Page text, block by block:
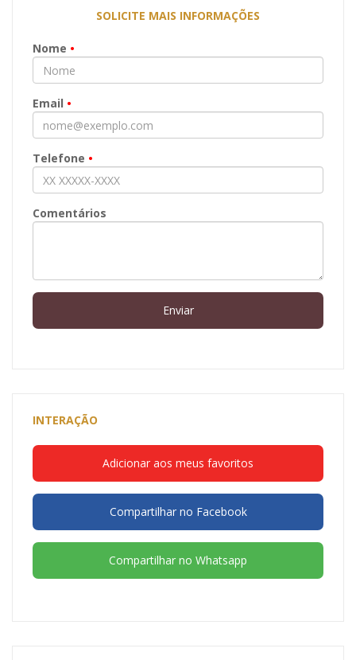
SOLICITE MAIS INFORMAÇÕES
Nome •
Email •
Telefone •
Comentários
Enviar
INTERAÇÃO
Adicionar aos meus favoritos
Compartilhar no Facebook
Compartilhar no Whatsapp